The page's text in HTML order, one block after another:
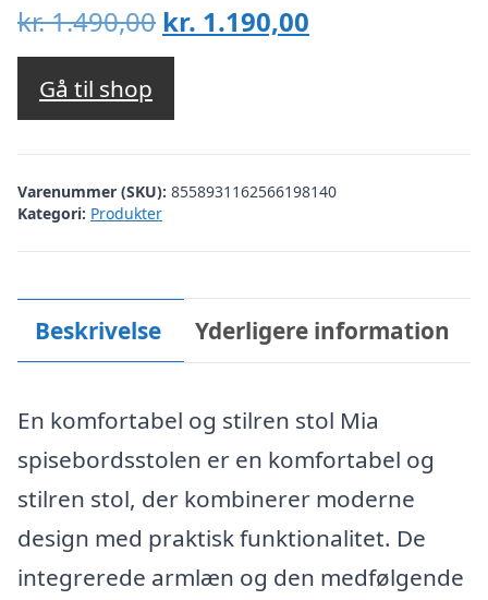
kr.1.490,00 Den
oprindelige
var:
kr. 1.490,00.
kr. 1.190,00
kr. 1.190,00.
Gå til shop
Varenummer (SKU): 8558931162566198140
Kategori: Produkter
Beskrivelse Yderligere information
En komfortabel og stilren stol Mia
spisebordsstolen er en komfortabel og
stilren stol, der kombinerer moderne
design med praktisk funktionalitet. De
integrerede armlæn og den medfølgende